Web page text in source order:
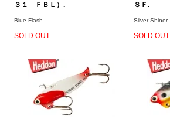
３１ ＦＢＬ）.
Blue Flash
SOLD OUT
ＳＦ.
Silver Shiner
SOLD OUT